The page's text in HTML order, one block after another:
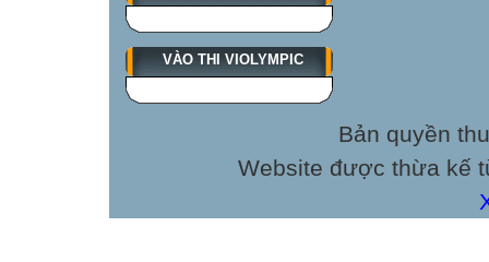
VÀO THI VIOLYMPIC
Bản quyền
Website được thừa kế